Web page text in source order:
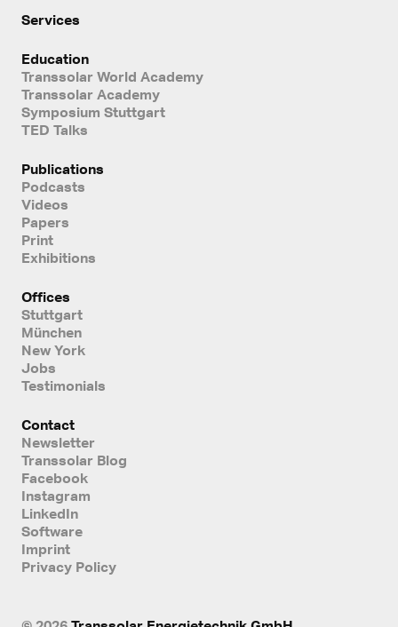
Services
Education
Transsolar World Academy
Transsolar Academy
Symposium Stuttgart
TED Talks
Publications
Podcasts
Videos
Papers
Print
Exhibitions
Offices
Stuttgart
München
New York
Jobs
Testimonials
Contact
Newsletter
Transsolar Blog
Facebook
Instagram
LinkedIn
Software
Imprint
Privacy Policy